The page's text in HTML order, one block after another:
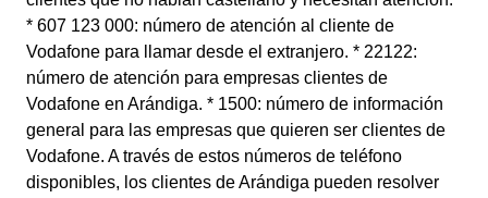
* 607 123 000: número de atención al cliente de
Vodafone para llamar desde el extranjero. * 22122:
número de atención para empresas clientes de
Vodafone en Arándiga. * 1500: número de información
general para las empresas que quieren ser clientes de
Vodafone. A través de estos números de teléfono
disponibles, los clientes de Arándiga pueden resolver